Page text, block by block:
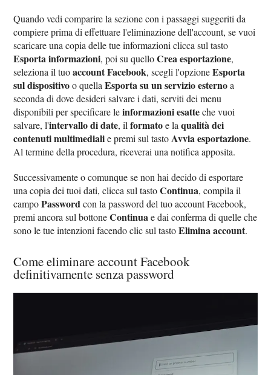
Quando vedi comparire la sezione con i passaggi suggeriti da
compiere prima di effettuare l'eliminazione dell'account, se vuoi
scaricare una copia delle tue informazioni clicca sul tasto
Esporta informazioni, poi su quelloCrea esportazione,
seleziona il tuoaccount Facebook, scegli l'opzioneEsporta
sul dispositivoo quellaEsporta su un servizio esternoa
seconda di dove desideri salvare i dati, serviti dei menu
disponibili per specificare leinformazioni esatteche vuoi
salvare, l'intervallo di date, ilformatoe laqualità dei
contenuti multimedialie premi sul tasto Avvia esportazione.
Al termine della procedura, riceverai una notifica apposita.
Successivamente o comunque se non hai decido di esportare
una copia dei tuoi dati, clicca sul tastoContinua, compila il
campoPasswordcon la password del tuo account Facebook,
premi ancora sul bottoneContinuae dai conferma di quelle che
sono le tue intenzioni facendo clic sul tastoElimina account.
Come eliminare account Facebook
definitivamente senza password